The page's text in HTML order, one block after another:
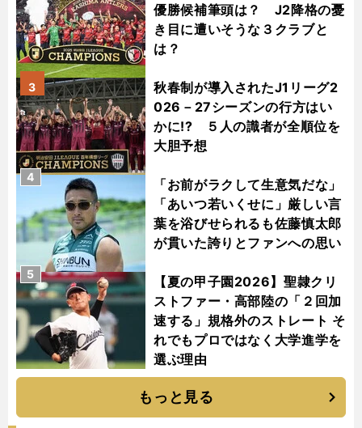
優勝候補筆頭は？ J2降格の憂
き目に遭いそうな３クラブと
は？
秋春制が導入されたJ1リーグ2
026－27シーズンの行方はい
かに!? ５人の識者が全順位を
大胆予想
3
「お前がラクして生意気だな」
「あいつ若いくせに」厳しい言
葉を浴びせられるも佐藤慎太郎
が貫いた誇りとファンへの思い
4
【夏の甲子園2026】聖隷クリ
ストファー・高部陸の「２回加
速する」規格外のストレート そ
れでもプロではなく大学進学を
選ぶ理由
5
もっと見る